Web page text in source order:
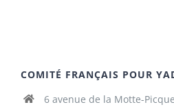
COMITÉ FRANÇAIS POUR
6 avenue de la Motte-